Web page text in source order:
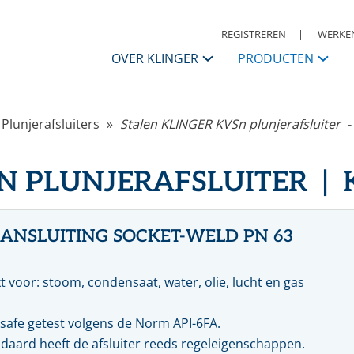
REGISTREREN
OVER KLINGER
KLINGER Nederland
Historie
Daarom KLINGER
Code of Conduct
PRODUCTEN
Afsluiters
Kogelkranen
Vlinderkleppen
Automatisering
Condensaatsystemen
Filters
Druk, reduceer & veiligheden
Warmwaterbereiders & stoomwatermengers
Ontluchters & vloeistoflozers
Plunjerafsluiters Stalen KLINGER KVSn plunjerafsluiter
PLUNJERAFSLUITER |
SOCKET-WELD PN 63
voor: stoom, condensaat, water, olie, lucht en gas
getest volgens de Norm API-6FA.
heeft de afsluiter reeds regeleigenschappen.